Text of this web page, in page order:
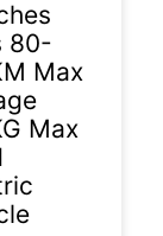
80-
Max
Max